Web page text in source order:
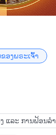
ນໄປໄດ້ບໍ ທີ່ເຮົາ
ບຈາກຄວາມຕ
າງສະບາຍ ແລ
າຈະບໍ່ມີຄວາມ
ແນວໃດ? ເປັນ
ດຊີ້ນໍາໃຫ້, ຜູ້ຄົ
ລະເສີນ”. ເຈົ້
ລະ ຝົນເປັນເວ
າງໃກ້ຊິດແລ້ວ,
ໄກທີ່ຄວາມຫວາ
ອງພຣະເຈົ້າ
ແລະ ການຟ້ອນລຳ